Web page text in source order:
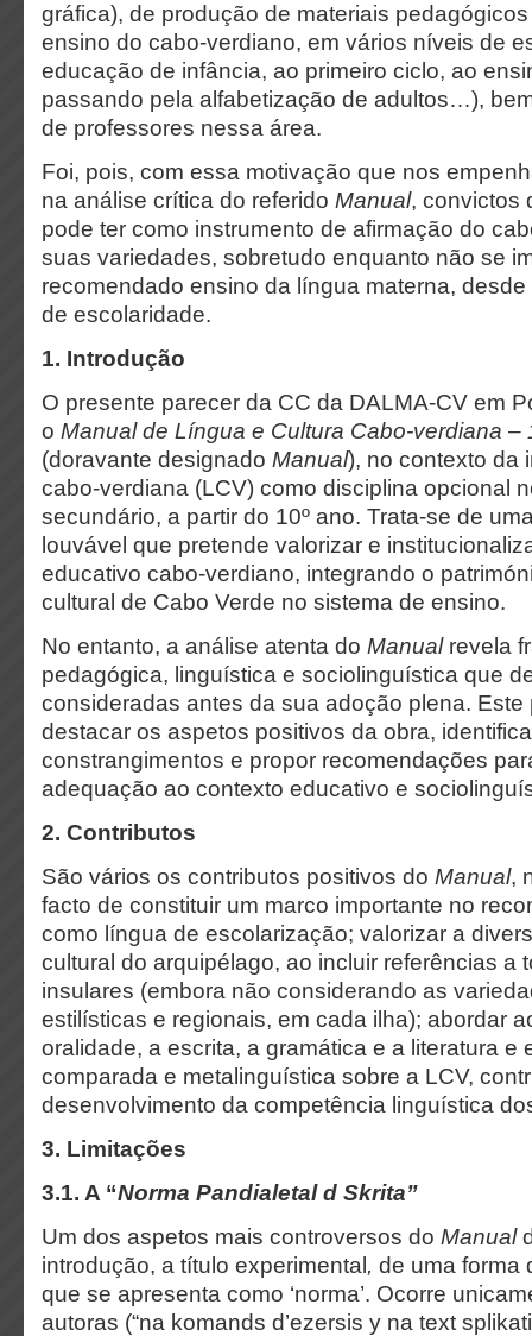
gráfica), de produção de materiais
ensino do cabo-verdiano, em vários níveis de
educação de infância, ao primeiro ciclo, ao
passando pela alfabetização de adultos…),
de professores nessa área.
Foi, pois, com essa motivação que nos
na análise crítica do referido Manual, convictos
pode ter como instrumento de afirmação do
suas variedades, sobretudo enquanto não se
recomendado ensino da língua materna,
de escolaridade.
1. Introdução
O presente parecer da CC da DALMA-CV em
o Manual de Língua e Cultura Cabo-verdiana –
(doravante designado Manual), no contexto da
cabo-verdiana (LCV) como disciplina opcional
secundário, a partir do 10º ano. Trata-se de
louvável que pretende valorizar e
educativo cabo-verdiano, integrando o
cultural de Cabo Verde no sistema de ensino.
No entanto, a análise atenta do Manualrevela
pedagógica, linguística e sociolinguística que
consideradas antes da sua adoção plena. Este
destacar os aspetos positivos da obra,
constrangimentos e propor recomendações
adequação ao contexto educativo e
2. Contributos
São vários os contributos positivos do Manual,
facto de constituir um marco importante no
como língua de escolarização; valorizar a
cultural do arquipélago, ao incluir referências a
insulares (embora não considerando as
estilísticas e regionais, em cada ilha); abordar
oralidade, a escrita, a gramática e a literatura e
comparada e metalinguística sobre a LCV,
desenvolvimento da competência linguística
3. Limitações
3.1. A “Norma Pandialetal d Skrita”
Um dos aspetos mais controversos do Manual
introdução, a título experimental , de uma forma
que se apresenta como ‘norma’. Ocorre
autoras (“na komands d’ezersis y na text